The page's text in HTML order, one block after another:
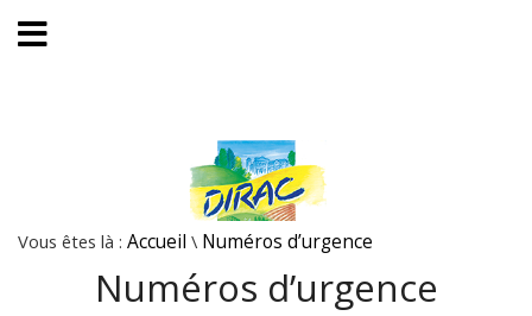
Vous êtes là : Accueil \ Numéros d’urgence
Numéros d’urgence